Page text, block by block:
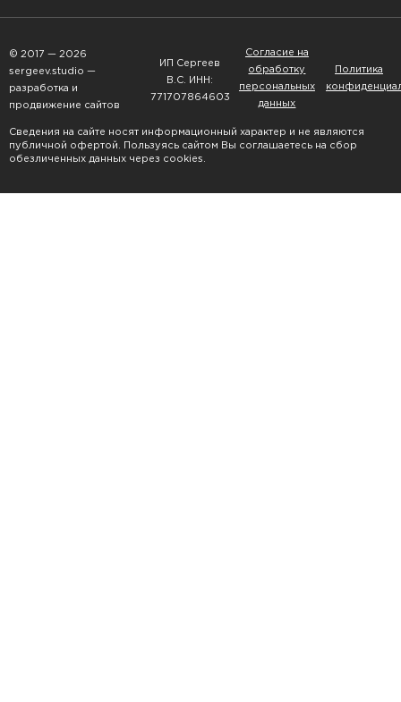
© 2017 — 2026
sergeev.studio —
разработка и
продвижение сайтов
ИП Сергеев
В.С. ИНН:
771707864603
Согласие на
обработку
персональных
данных
Политика
Сведения на сайте носят информационный характер и не являются
публичной офертой. Пользуясь сайтом Вы соглашаетесь на сбор
обезличенных данных через cookies.